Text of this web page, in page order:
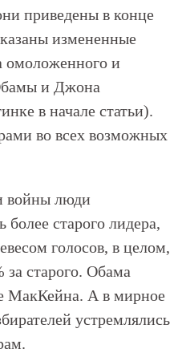
приведены в конце
измененные
омоложенного и
и Джона
в начале статьи).
во всех возможных
войны люди
более старого лидера,
голосов, в целом,
за старого. Обама
МакКейна. А в мирное
устремлялись